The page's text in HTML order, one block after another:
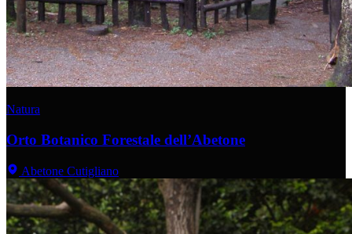
Natura
Orto Botanico Forestale dell’Abetone
Abetone Cutigliano